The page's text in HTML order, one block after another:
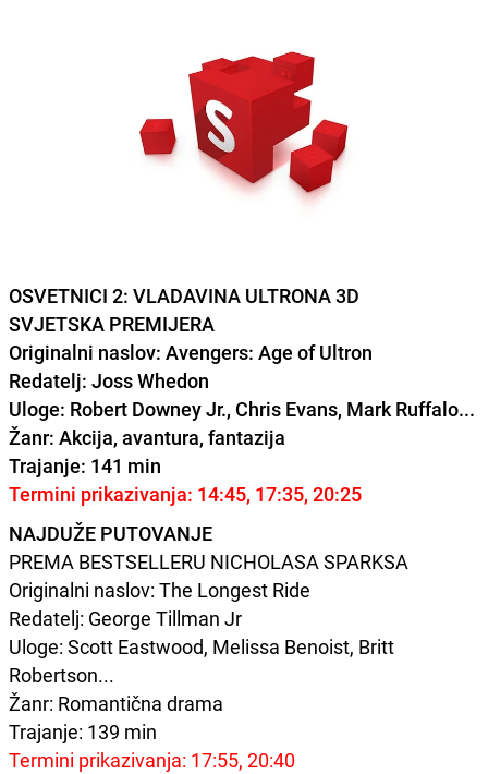
OSVETNICI 2: VLADAVINA ULTRONA 3D
SVJETSKA PREMIJERA
Originalni naslov: Avengers: Age of Ultron
Redatelj: Joss Whedon
Uloge: Robert Downey Jr., Chris Evans, Mark Ruffalo...
Žanr: Akcija, avantura, fantazija
Trajanje: 141 min
Termini prikazivanja: 14:45, 17:35, 20:25
NAJDUŽE PUTOVANJE
PREMA BESTSELLERU NICHOLASA SPARKSA
Originalni naslov: The Longest Ride
Redatelj: George Tillman Jr
Uloge: Scott Eastwood, Melissa Benoist, Britt
Robertson...
Žanr: Romantična drama
Trajanje: 139 min
Termini prikazivanja: 17:55, 20:40